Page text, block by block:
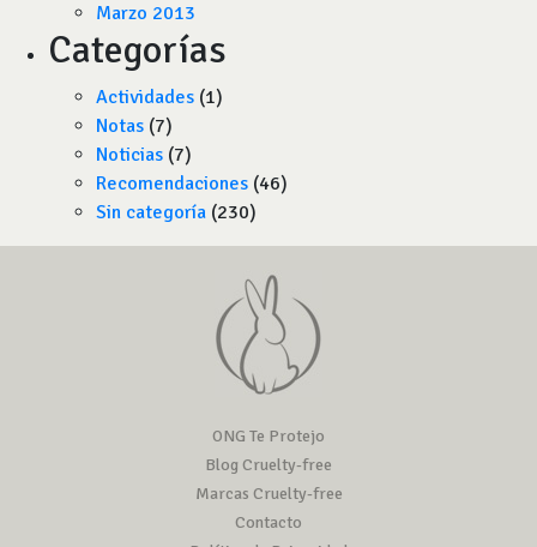
Marzo 2013
Categorías
Actividades (1)
Notas (7)
Noticias (7)
Recomendaciones (46)
Sin categoría (230)
ONG Te Protejo
Blog Cruelty-free
Marcas Cruelty-free
Contacto